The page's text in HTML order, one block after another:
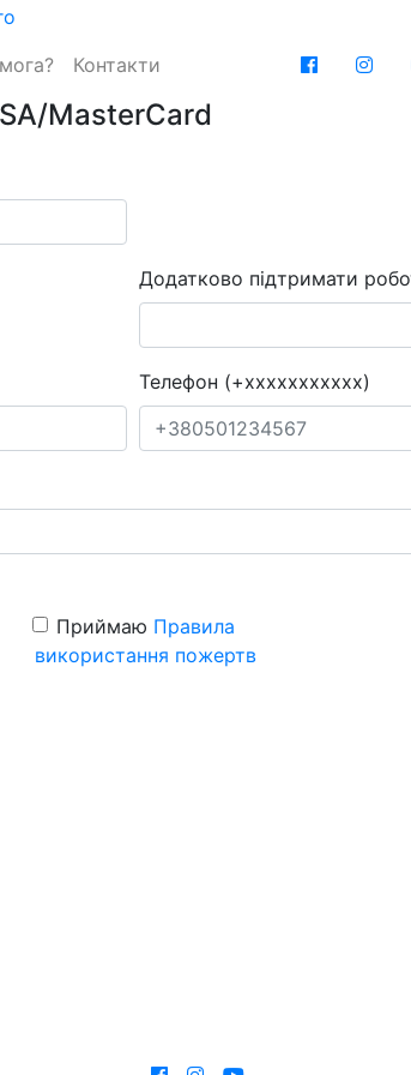
Контакти
MasterCard
Додатково підтримати
Телефон (+xxxxxxxxxxx)
Приймаю Правила
використання пожертв